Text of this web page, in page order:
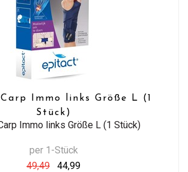
Immo links Größe L (1
Stück)
Immo links Größe L (1 Stück)
per 1-Stück
49,49
44,99